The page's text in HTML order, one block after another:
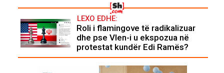
LEXO EDHE:
Roli i flamingove të radikalizuar
dhe pse Vlen-i u ekspozua në
protestat kundër Edi Ramës?